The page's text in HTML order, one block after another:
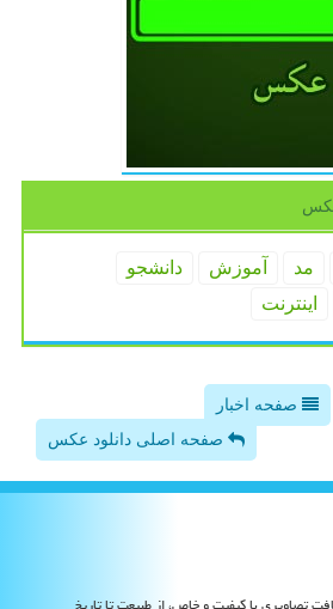
مد آموزش
دانشجو
اینترنت
صفحه اخبار
صفحه اصلی دانلود عکس